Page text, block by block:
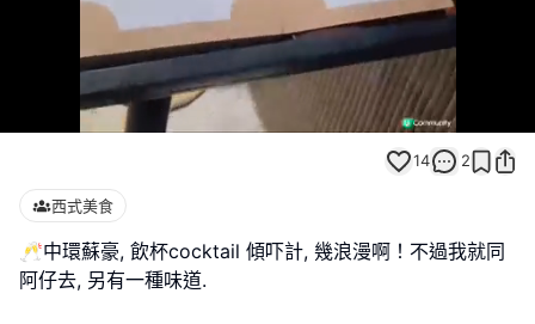
Loaded
100.00%
14 2
西式美食
🥂中環蘇豪, 飲杯cocktail 傾吓計, 幾浪漫啊！不過我就同
阿仔去, 另有一種味道.